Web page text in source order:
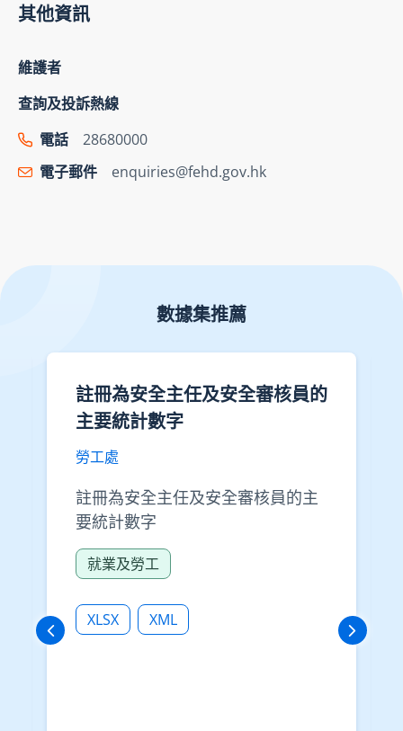
其他資訊
維護者
查詢及投訴熱線
電話
28680000
電子郵件
enquiries@fehd.gov.hk
數據集推薦
註冊為安全主任及安全審核員的
主要統計數字
勞工處
註冊為安全主任及安全審核員的主
要統計數字
就業及勞工
XLSX XML